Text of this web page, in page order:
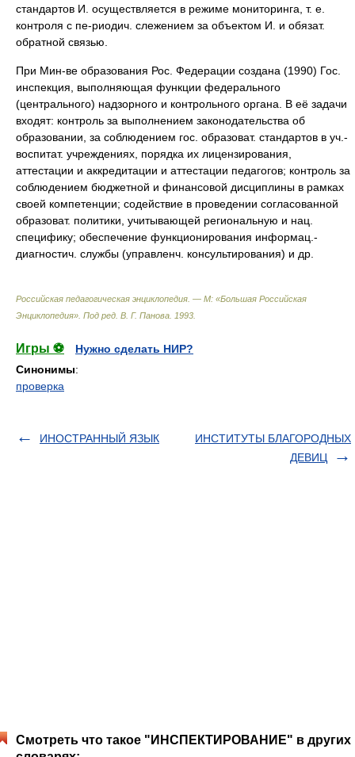
стандартов И. осуществляется в режиме мониторинга, т. е.
контроля с пе-риодич. слежением за объектом И. и обязат.
обратной связью.
При Мин-ве образования Рос. Федерации создана (1990) Гос.
инспекция, выполняющая функции федерального
(центрального) надзорного и контрольного органа. В её задачи
входят: контроль за выполнением законодательства об
образовании, за соблюдением гос. образоват. стандартов в уч.-
воспитат. учреждениях, порядка их лицензирования,
аттестации и аккредитации и аттестации педагогов; контроль за
соблюдением бюджетной и финансовой дисциплины в рамках
своей компетенции; содействие в проведении согласованной
образоват. политики, учитывающей региональную и нац.
специфику; обеспечение функционирования информац.-
диагностич. службы (управленч. консультирования) и др.
Российская педагогическая энциклопедия. — М: «Большая Российская
Энциклопедия» Под ред. В. Г. Панова 1993
Игры ⚽
Нужно сделать НИР?
Синонимы:
проверка
ИНОСТРАННЫЙ ЯЗЫК
ИНСТИТУТЫ БЛАГОРОДНЫХ
ДЕВИЦ
Смотреть что такое "ИНСПЕКТИРОВАНИЕ" в других